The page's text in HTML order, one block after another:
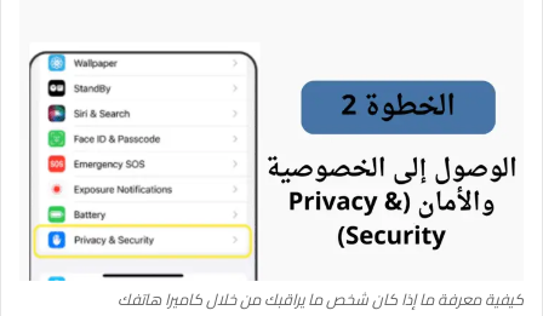
كيفية معرفة ما إذا كان شخص ما يراقبك من خلال كاميرا هاتفك